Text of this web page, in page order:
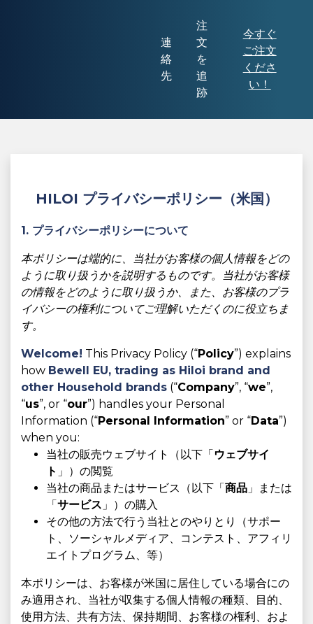
連
絡
先
注
文
を
追
跡
今すぐ
ご注文
くださ
い！
HILOI プライバシーポリシー（米国）
1. プライバシーポリシーについて
本ポリシーは端的に、当社がお客様の個人情報をどの
ように取り扱うかを説明するものです。当社がお客様
の情報をどのように取り扱うか、また、お客様のプラ
イバシーの権利についてご理解いただくのに役立ちま
す。
Welcome! This Privacy Policy (“Policy”) explains
how Bewell EU, trading as Hiloi brand and
other Household brands (“Company”, “we”,
“us”, or “our”) handles your Personal
Information (“Personal Information” or “Data”)
when you:
当社の販売ウェブサイト（以下「ウェブサイ
ト 」）の閲覧
当社の商品またはサービス（以下「商品 」または
「サービス 」）の購入
その他の方法で行う当社とのやりとり（サポー
ト、ソーシャルメディア、コンテスト、アフィリ
エイトプログラム、等）
本ポリシーは、お客様が米国に居住している場合にの
み適用され、当社が収集する個人情報の種類、目的、
使用方法、共有方法、保持期間、お客様の権利、およ